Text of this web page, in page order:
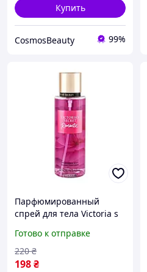
Купить
CosmosBeauty 99%
Парфюмированный
спрей для тела Victoria s
250 мл
Готово к отправке
198₴
220 ₴